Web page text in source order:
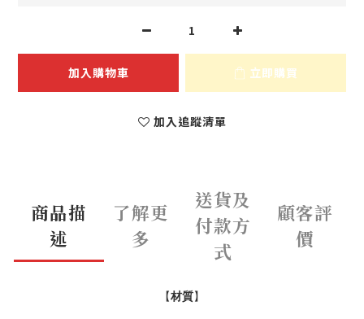
加入購物車 立即購買
加入追蹤清單
商品描
述
了解更
多
送貨及
付款方
式
顧客評
價
【材質】